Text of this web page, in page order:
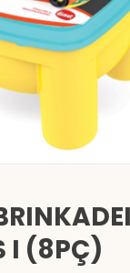
I (8PÇ)